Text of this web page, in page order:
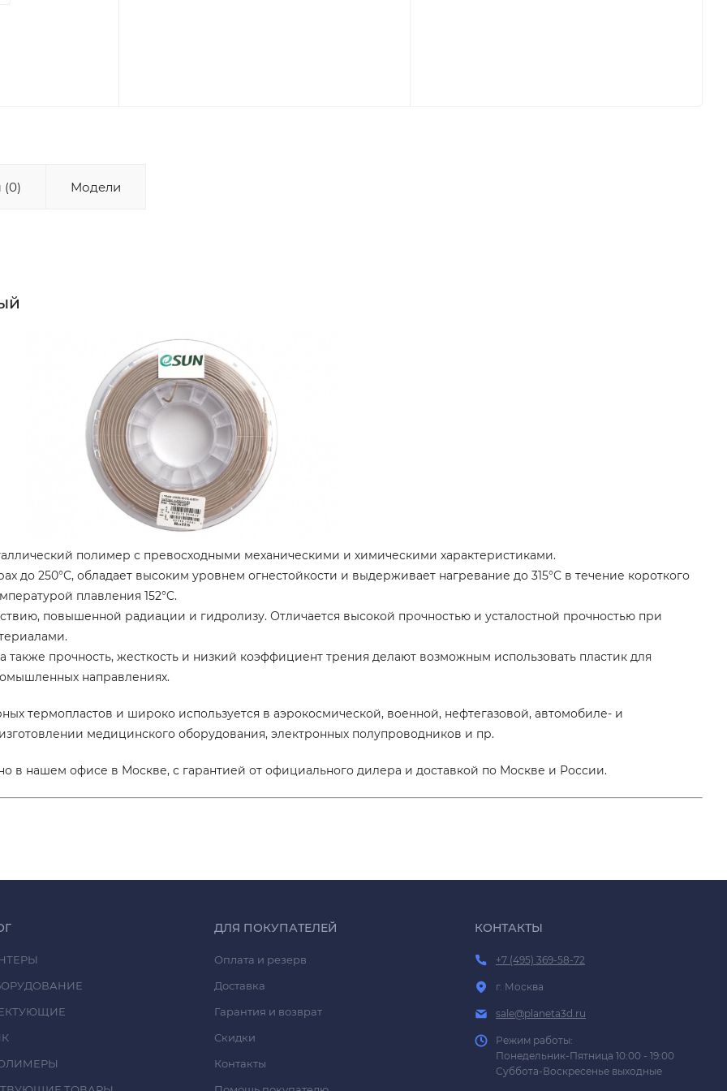
(0) Модели
полимер с превосходными механическими и химическими характеристиками.
до 250°С, обладает высоким уровнем огнестойкости и выдерживает нагревание до 315°С в течение короткого
плавления 152°C.
повышенной радиации и гидролизу. Отличается высокой прочностью и усталостной прочностью при
прочность, жесткость и низкий коэффициент трения делают возможным использовать пластик для
направлениях.
термопластов и широко используется в аэрокосмической, военной, нефтегазовой, автомобиле- и
медицинского оборудования, электронных полупроводников и пр.
в нашем офисе в Москве, с гарантией от официального дилера и доставкой по Москве и России.
ДЛЯ ПОКУПАТЕЛЕЙ
Оплата и резерв
Доставка
Гарантия и возврат
Скидки
Контакты
КОНТАКТЫ
+7 (495) 369-58-72
г. Москва
sale@planeta3d.ru
Режим работы:
Понедельник-Пятница 10:00 - 19:00
Суббота-Воскресенье выходные